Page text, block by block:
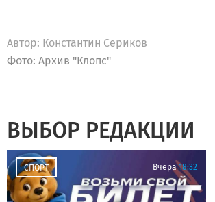
Автор: Константин Сериков
Фото: Архив "Клопс"
ВЫБОР РЕДАКЦИИ
СПОРТ Вчера 18:32